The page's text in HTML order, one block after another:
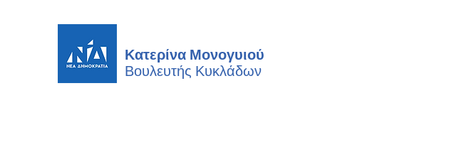
Κατερίνα Μονογυιού
Βουλευτής Κυκλάδων